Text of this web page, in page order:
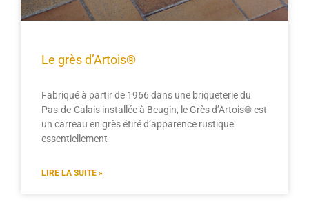
Le grès d’Artois®
Fabriqué à partir de 1966 dans une briqueterie du
Pas-de-Calais installée à Beugin, le Grès d’Artois® est
un carreau en grès étiré d’apparence rustique
essentiellement
LIRE LA SUITE »